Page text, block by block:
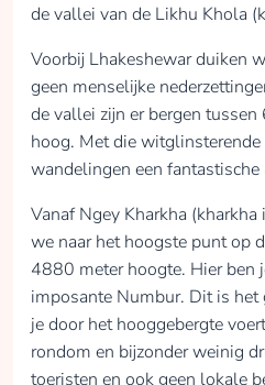
de vallei van de Likhu Khola
Voorbij Lhakeshewar duiken
geen menselijke
de vallei zijn er bergen
hoog. Met die
wandelingen een fantastische
Vanaf Ngey Kharkha
we naar het hoogste punt op
4880 meter hoogte. Hier ben
imposante Numbur. Dit is het
je door het hooggebergte
rondom en bijzonder weinig
toeristen en ook geen lokale